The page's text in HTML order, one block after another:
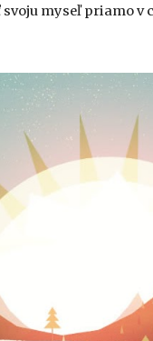
myseľ priamo